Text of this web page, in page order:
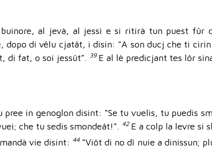
al jevà, al jessì e si ritirà tun puest fûr
dopo di vêlu cjatât, i disin: “A son ducj che ti
di fat, o soi jessût”. 39 E al lè predicjant tes lôr
pree in genoglon disint: “Se tu vuelis, tu puedis
che tu sedis smondeât!”. 42 E a colp la levre si
vie disint: 44 “Viôt di no dî nuie a dinissun;